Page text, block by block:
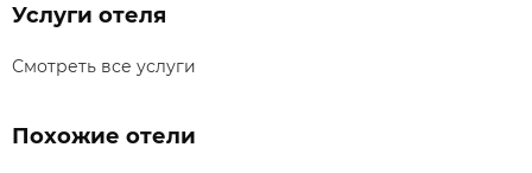
Услуги отеля
Смотреть все услуги
Похожие отели